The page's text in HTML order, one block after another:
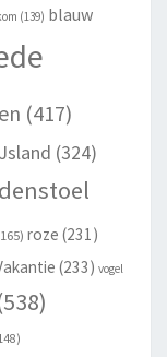
(139) blauw
(417)
(324)
roze (231)
(233) vogel